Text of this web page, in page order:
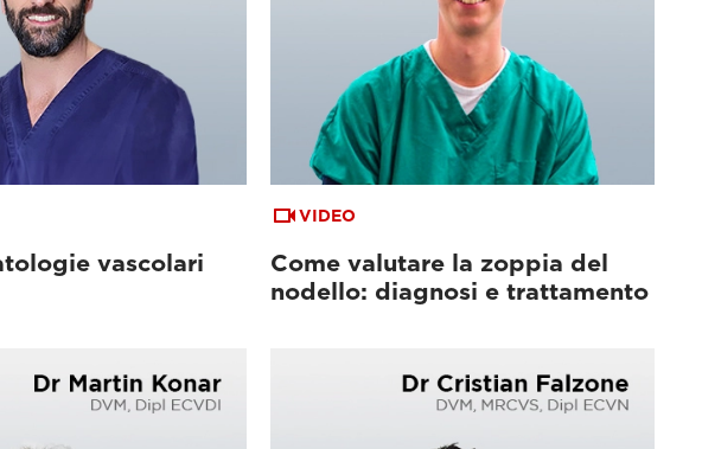
vascolari
VIDEO
Come valutare la zoppia del
nodello: diagnosi e trattamento